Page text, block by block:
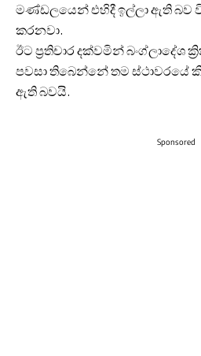
මණ්ඩලයෙන් එහිදී ඉල්ලා ඇති බව
කරනවා.
ඊට ප්‍රතිචාර දක්වමින් බංග්ලාදේශ
පවසා තිබෙන්නේ තම
ඇති බවයි.
Sponsored